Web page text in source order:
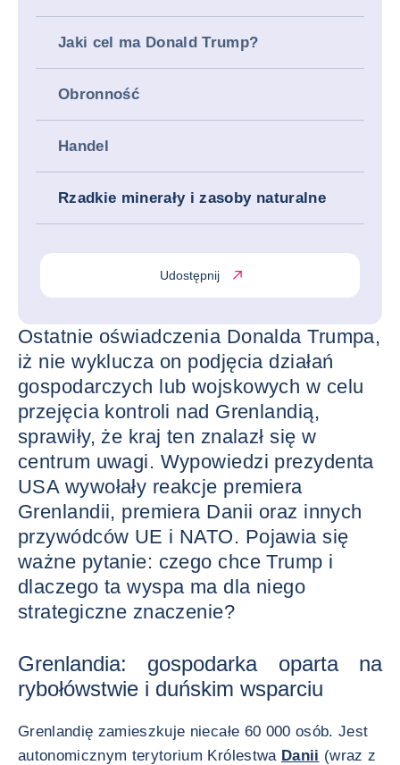
Jaki cel ma Donald Trump?
Obronność
Handel
Rzadkie minerały i zasoby naturalne
Udostępnij
Ostatnie oświadczenia Donalda Trumpa,
iż nie wyklucza on podjęcia działań
gospodarczych lub wojskowych w celu
przejęcia kontroli nad Grenlandią,
sprawiły, że kraj ten znalazł się w
centrum uwagi. Wypowiedzi prezydenta
USA wywołały reakcje premiera
Grenlandii, premiera Danii oraz innych
przywódców UE i NATO. Pojawia się
ważne pytanie: czego chce Trump i
dlaczego ta wyspa ma dla niego
strategiczne znaczenie?
Grenlandia: gospodarka oparta na
rybołówstwie i duńskim wsparciu
Grenlandię zamieszkuje niecałe 60 000 osób. Jest
autonomicznym terytorium Królestwa Danii (wraz z